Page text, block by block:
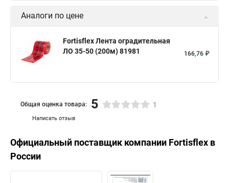
Аналоги по цене
Fortisflex Лента оградительная
ЛО 35-50 (200м) 81981
166,76 ₽
Написать отзыв
Общая оценка товара: 5 1
Официальный поставщик компании Fortisflex в
России